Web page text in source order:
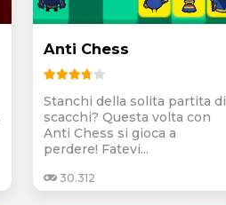
Anti Chess
Stanchi della solita partita di
scacchi? Questa volta con
Anti Chess si gioca a
perdere! Fatevi...
30.312